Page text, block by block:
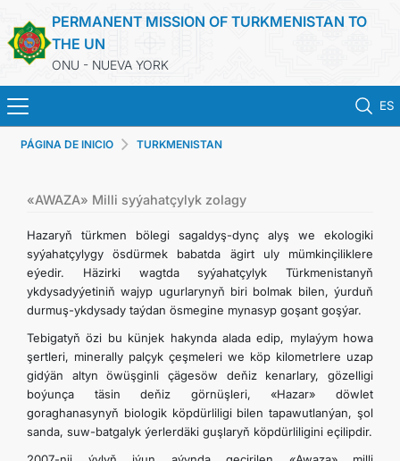
PERMANENT MISSION OF TURKMENISTAN TO
THE UN
ONU - NUEVA YORK
ES
PÁGINA DE INICIO
NOTICIA
TURKMENISTAN
NACIONES UNIDAS
POSICIONES PRIORITARIAS
DECLARACIONES Y DOCUMENTOS
DIPLOMACIA
PÁGINA DE INICIO TURKMENISTAN
«AWAZA» Milli syýahatçylyk zolagy
Hazaryň türkmen bölegi sagaldyş-dynç alyş we ekologiki
syýahatçylygy ösdürmek babatda ägirt uly mümkinçiliklere
eýedir. Häzirki wagtda syýahatçylyk Türkmenistanyň
ykdysadyýetiniň wajyp ugurlarynyň biri bolmak bilen, ýurduň
durmuş-ykdysady taýdan ösmegine mynasyp goşant goşýar.
Tebigatyň özi bu künjek hakynda alada edip, mylaýym howa
şertleri, minerally palçyk çeşmeleri we köp kilometrlere uzap
gidýän altyn öwüşginli çägesöw deňiz kenarlary, gözelligi
boýunça täsin deňiz görnüşleri, «Hazar» döwlet
goraghanasynyň biologik köpdürliligi bilen tapawutlanýan, şol
sanda, suw-batgalyk ýerlerdäki guşlaryň köpdürliligini eçilipdir.